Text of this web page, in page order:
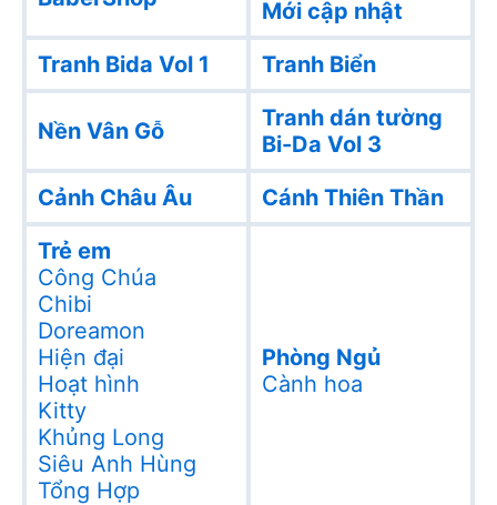
Mới cập nhật
Tranh Bida Vol 1
Tranh Biển
Nền Vân Gỗ
Tranh dán tường
Bi-Da Vol 3
Cảnh Châu Âu
Cánh Thiên Thần
Trẻ em
Công Chúa
Chibi
Doreamon
Hiện đại
Hoạt hình
Kitty
Khủng Long
Siêu Anh Hùng
Tổng Hợp
Phòng Ngủ
Cành hoa